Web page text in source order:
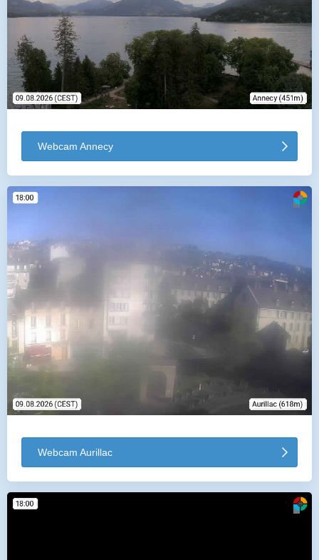
Webcam Annecy
Webcam Aurillac